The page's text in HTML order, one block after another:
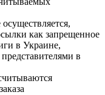
как запрещенное
в Украине,
в